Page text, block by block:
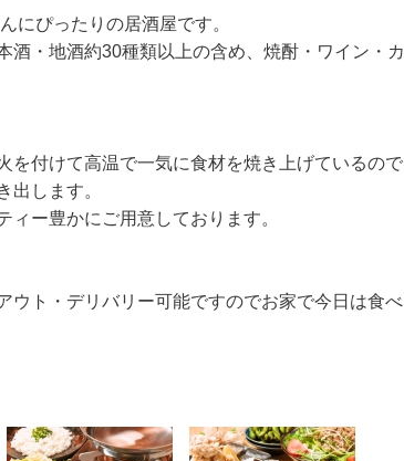
にぴったりの居酒屋です。
酒・地酒約30種類以上の含め、焼酎・ワイン・カ
を付けて高温で一気に食材を焼き上げているので
出します。
ー豊かにご用意しております。
ウト・デリバリー可能ですのでお家で今日は食べ